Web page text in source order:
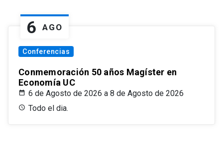
6 AGO
Conferencias
Conmemoración 50 años Magíster en
Economía UC
6 de Agosto de 2026 a 8 de Agosto de 2026
Todo el dia.